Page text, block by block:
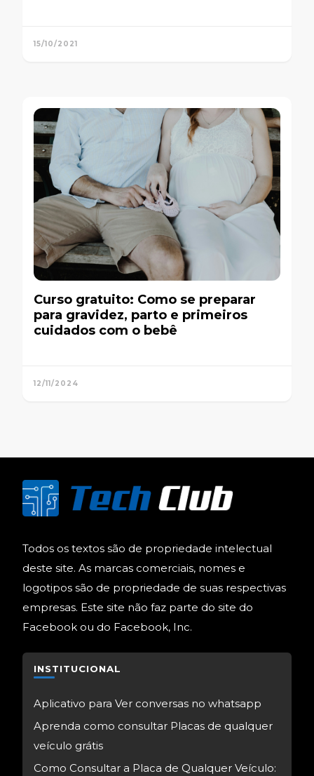
15/10/2021
Curso gratuito: Como se preparar
para gravidez, parto e primeiros
cuidados com o bebê
12/11/2024
Todos os textos são de propriedade intelectual
deste site. As marcas comerciais, nomes e
logotipos são de propriedade de suas respectivas
empresas. Este site não faz parte do site do
Facebook ou do Facebook, Inc.
INSTITUCIONAL
Aplicativo para Ver conversas no whatsapp
Aprenda como consultar Placas de qualquer
veículo grátis
Como Consultar a Placa de Qualquer Veículo: